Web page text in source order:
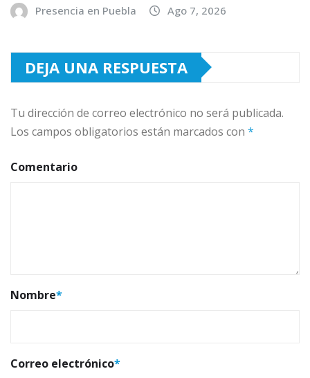
Presencia en Puebla Ago 7, 2026
DEJA UNA RESPUESTA
Tu dirección de correo electrónico no será publicada.
Los campos obligatorios están marcados con *
Comentario
Nombre*
Correo electrónico*